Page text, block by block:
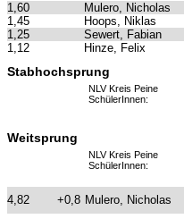
1,60 Mulero, Nicholas
1,45
Hoops, Niklas
1,25
Sewert, Fabian
1,12
Hinze, Felix
Stabhochsprung
NLV Kreis Peine
SchülerInnen:
Weitsprung
NLV Kreis Peine
SchülerInnen:
4,82 +0,8 Mulero, Nicholas